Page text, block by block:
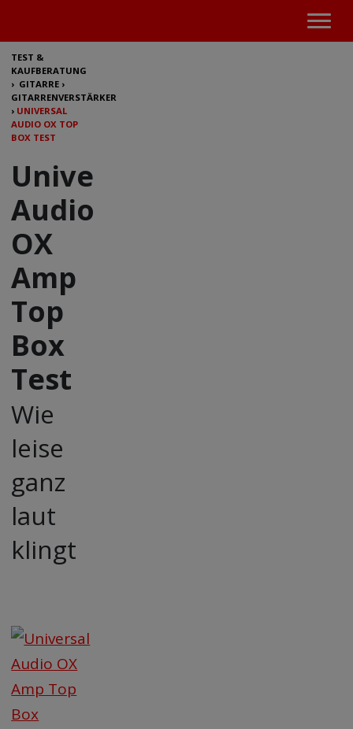
TEST &
KAUFBERATUNG
› GITARRE ›
GITARRENVERSTÄRKER
› UNIVERSAL
AUDIO OX TOP
BOX TEST
Universal
Audio
OX
Amp
Top
Box
Test
Wie
leise
ganz
laut
klingt